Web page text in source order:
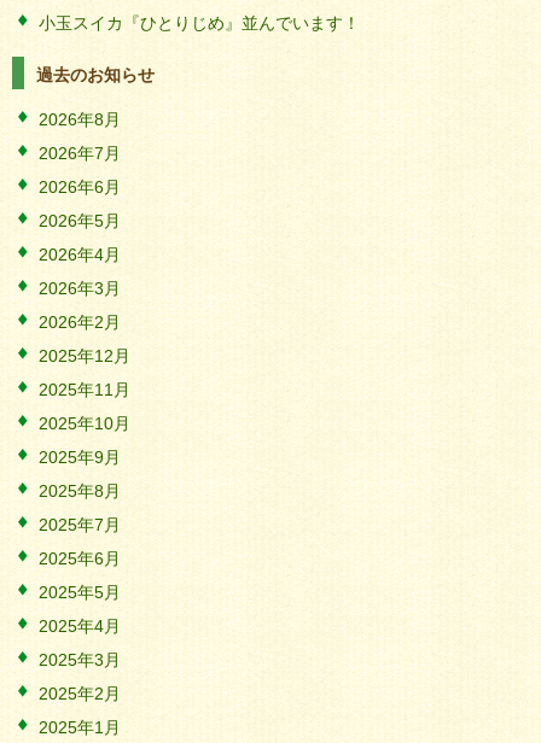
小玉スイカ『ひとりじめ』並んでいます！
過去のお知らせ
2026年8月
2026年7月
2026年6月
2026年5月
2026年4月
2026年3月
2026年2月
2025年12月
2025年11月
2025年10月
2025年9月
2025年8月
2025年7月
2025年6月
2025年5月
2025年4月
2025年3月
2025年2月
2025年1月